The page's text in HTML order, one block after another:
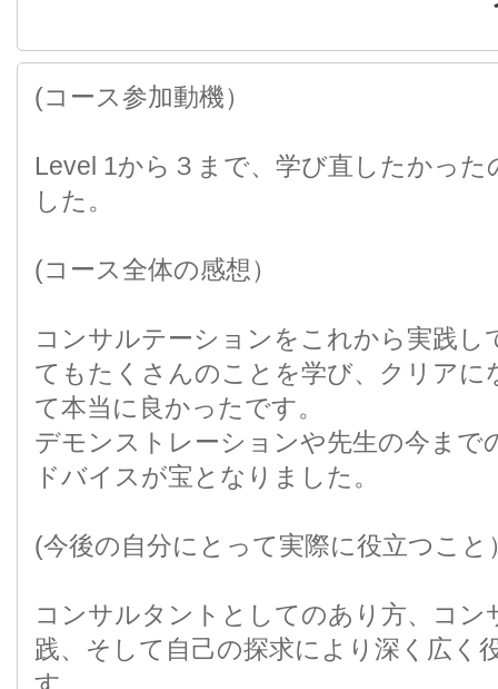
(コース参加動機）
Level 1から３まで、学び直したかっ
した。
(コース全体の感想）
コンサルテーションをこれから実践し
てもたくさんのことを学び、クリアに
て本当に良かったです。
デモンストレーションや先生の今まで
ドバイスが宝となりました。
(今後の自分にとって実際に役立つこと
コンサルタントとしてのあり方、コン
践、そして自己の探求により深く広く